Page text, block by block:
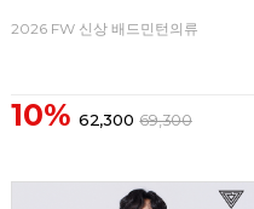
2026 FW 신상 배드민턴의류
10% 62,300 69,300